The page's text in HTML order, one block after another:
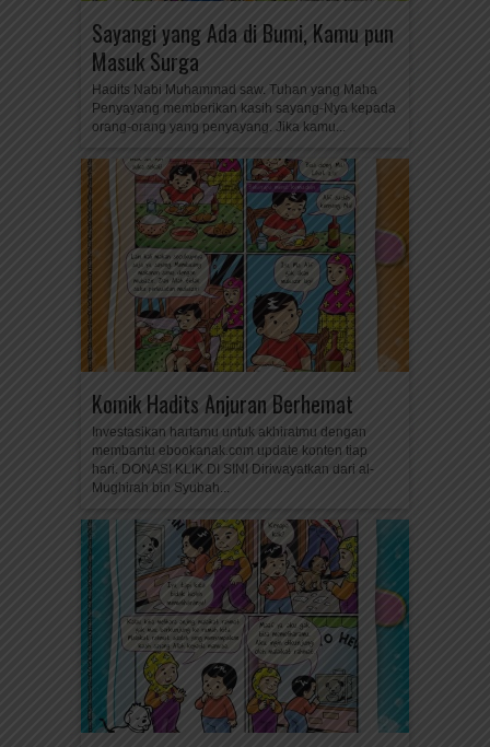
Sayangi yang Ada di Bumi, Kamu pun
Masuk Surga
Hadits Nabi Muhammad saw. Tuhan yang Maha
Penyayang memberikan kasih sayang-Nya kepada
orang-orang yang penyayang. Jika kamu...
Komik Hadits Anjuran Berhemat
Investasikan hartamu untuk akhiratmu dengan
membantu ebookanak.com update konten tiap
hari. DONASI KLIK DI SINI Diriwayatkan dari al-
Mughirah bin Syubah...